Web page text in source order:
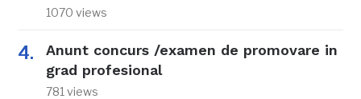
1070 views
Anunt concurs /examen de promovare in
grad profesional
781 views